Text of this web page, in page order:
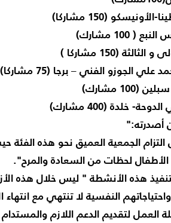
أصدرته:"
الجمعية العميق نحو هذه
لحظات من السعادة والمرح".
هذه الأنشطة " ليس خلال هذه
النفسية لا تنتهي مع انتهاء
لتقديم الدعم اللازم